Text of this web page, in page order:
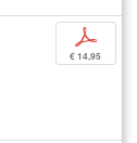
p
€ 14,95